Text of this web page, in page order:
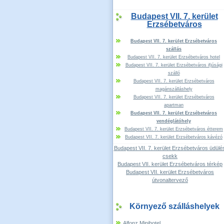
Budapest VII. 7. kerület
Erzsébetváros
Budapest VII. 7. kerület Erzsébetváros
szállás
Budapest VII. 7. kerület Erzsébetváros hotel
Budapest VII. 7. kerület Erzsébetváros ifjúsági
szálló
Budapest VII. 7. kerület Erzsébetváros
magánszálláshely
Budapest VII. 7. kerület Erzsébetváros
apartman
Budapest VII. 7. kerület Erzsébetváros
vendéglátóhely
Budapest VII. 7. kerület Erzsébetváros étterem
Budapest VII. 7. kerület Erzsébetváros kávézó
Budapest VII. 7. kerület Erzsébetváros
csekk
Budapest VII. kerület Erzsébetváros térkép
Budapest VII. kerület Erzsébetváros
útvonaltervező
Környező szálláshelyek